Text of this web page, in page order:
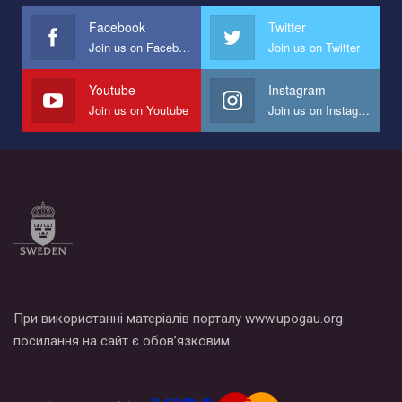
Facebook
Join us on Facebook
Twitter
Join us on Twitter
Youtube
Join us on Youtube
Instagram
Join us on Instagram
При використанні матеріалів порталу www.upogau.org
посилання на сайт є обов’язковим.